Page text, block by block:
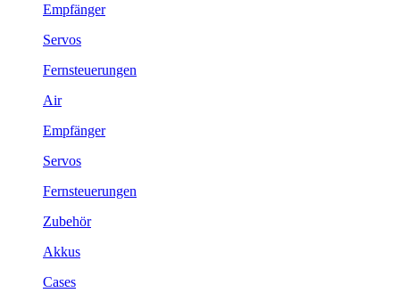
Empfänger
Servos
Fernsteuerungen
Air
Empfänger
Servos
Fernsteuerungen
Zubehör
Akkus
Cases